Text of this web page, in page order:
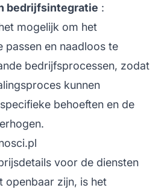
bedrijfsintegratie :
mogelijk om het
passen en naadloos te
bedrijfsprocessen, zodat
kunnen
behoeften en de
voor de diensten
openbaar zijn, is het